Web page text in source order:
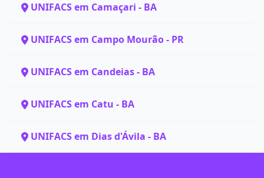
UNIFACS em Camaçari - BA
UNIFACS em Campo Mourão - PR
UNIFACS em Candeias - BA
UNIFACS em Catu - BA
UNIFACS em Dias d'Ávila - BA